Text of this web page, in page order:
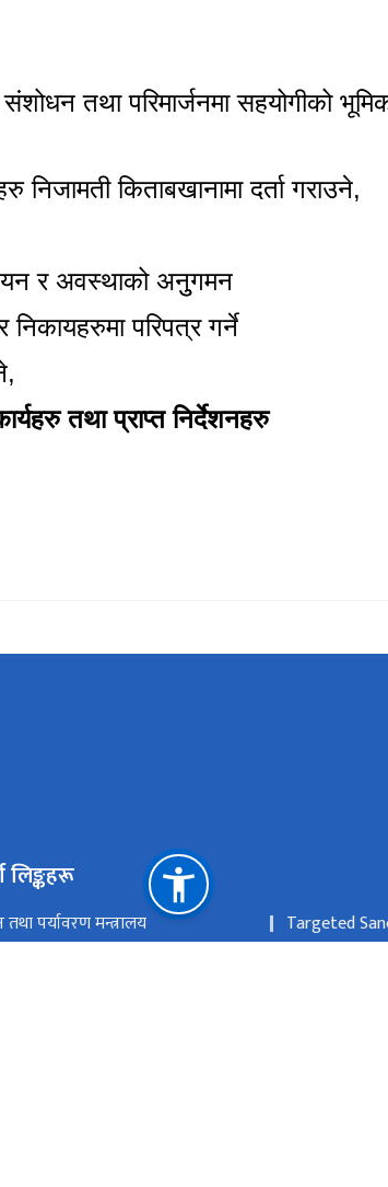
तथा परिमार्जनमा सहयोगीको
किताबखानामा दर्ता गराउने,
र अवस्थाको अनुुगमन
निकायहरुमा परिपत्र गर्ने
तथा प्राप्त निर्देशनहरु
लिङ्कहरू
पर्यावरण मन्त्रालय
Targeted